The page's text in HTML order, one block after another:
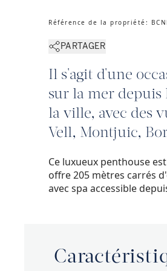
Référence de la propriété :
PARTAGER
Il s'agit d'une
sur la mer depuis
la ville, avec des
Vell, Montjuic,
Ce luxueux penthouse
offre 205 mètres carrés
avec spa accessible